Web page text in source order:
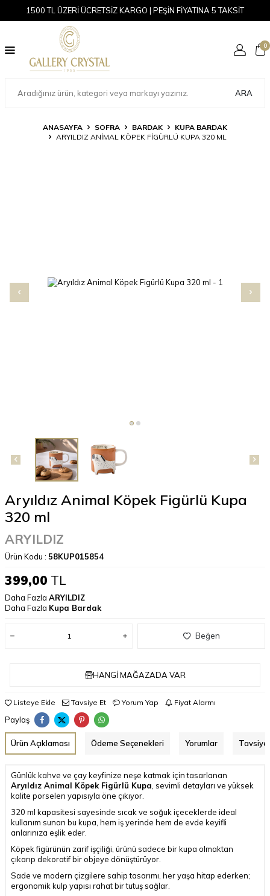
1500 TL ÜZERİ ÜCRETSİZ KARGO | PEŞİN FİYATINA 5 TAKSİT
ARA
0
ANASAYFA SOFRA BARDAK
KUPA BARDAK
ARYILDIZ ANIMAL KÖPEK FIGÜRLÜ KUPA 320 ML
Aryıldız Animal Köpek Figürlü Kupa
320 ml
ARYILDIZ
Ürün Kodu : 58KUP015854
399,00 TL
Daha Fazla ARYILDIZ
Daha Fazla Kupa Bardak
Beğen
HANGI MAĞAZADA VAR
Listeye Ekle Tavsiye Et Yorum Yap Fiyat Alarmı
Paylaş
Ürün Açıklaması Ödeme Seçenekleri Yorumlar Tavsiye
Günlük kahve ve çay keyfinize neşe katmak için tasarlanan
Aryıldız Animal Köpek Figürlü Kupa , sevimli detayları ve yüksek
kalite porselen yapısıyla öne çıkıyor.
320 ml kapasitesi sayesinde sıcak ve soğuk içeceklerde ideal
kullanım sunan bu kupa, hem iş yerinde hem de evde keyifli
anlarınıza eşlik eder.
Köpek figürünün zarif işçiliği, ürünü sadece bir kupa olmaktan
çıkarıp dekoratif bir objeye dönüştürüyor.
Sade ve modern çizgilere sahip tasarımı, her yaşa hitap ederken;
ergonomik kulp yapısı rahat bir tutuş sağlar.